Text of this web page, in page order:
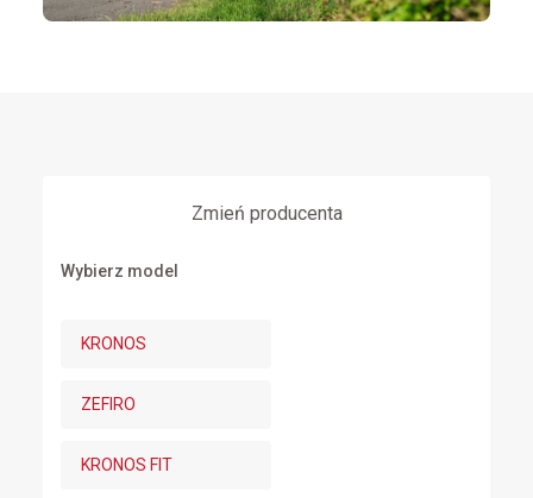
Zmień producenta
Wybierz model
KRONOS
ZEFIRO
KRONOS FIT